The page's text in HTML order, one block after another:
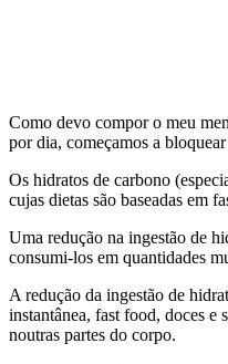
Como devo compor o meu
por dia, começamos a
Os hidratos de carbono
cujas dietas são baseadas em
Uma redução na ingestão de
consumi-los em quantidades
A redução da ingestão de
instantânea, fast food, doces e
noutras partes do corpo.